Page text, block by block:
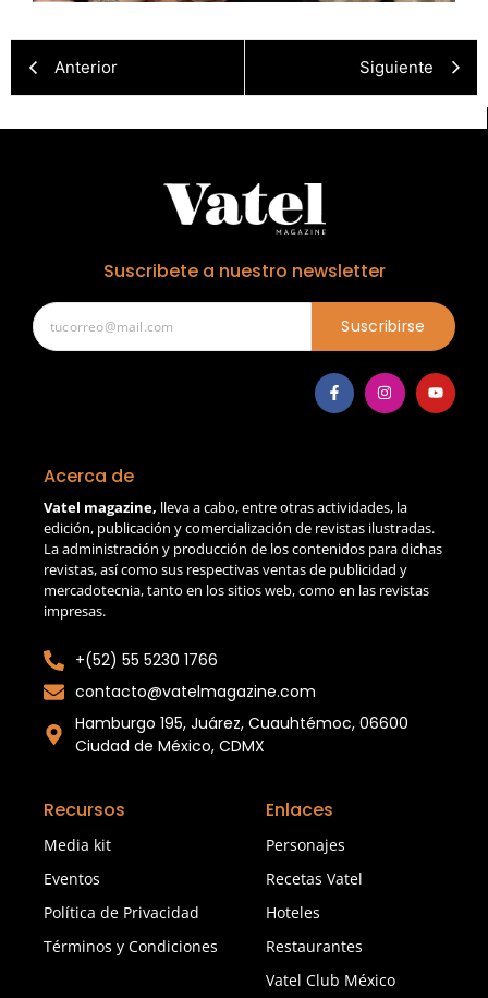
Anterior Siguiente
Suscribete a nuestro newsletter
Suscribirse
Acerca de
Vatel magazine, lleva a cabo, entre otras actividades, la
edición, publicación y comercialización de revistas ilustradas.
La administración y producción de los contenidos para dichas
revistas, así como sus respectivas ventas de publicidad y
mercadotecnia, tanto en los sitios web, como en las revistas
impresas.
+(52) 55 5230 1766
contacto@vatelmagazine.com
Hamburgo 195, Juárez, Cuauhtémoc, 06600
Ciudad de México, CDMX
Recursos
Media kit
Eventos
Política de Privacidad
Términos y Condiciones
Enlaces
Personajes
Recetas Vatel
Hoteles
Restaurantes
Vatel Club México